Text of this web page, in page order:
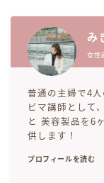
み
女性
普通の主婦で4人
ビマ講師として
と 美容製品を6
供します！
プロフィールを読む